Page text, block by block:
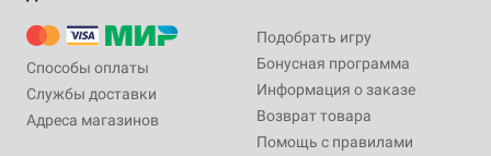
Способы оплаты
Службы доставки
Адреса магазинов
Подобрать игру
Бонусная программа
Информация о заказе
Возврат товара
Помощь с правилами